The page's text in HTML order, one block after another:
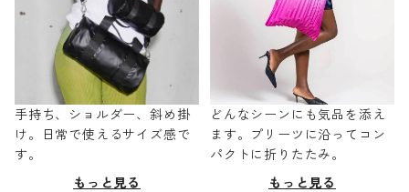
手持ち、ショルダー、斜め掛
け。日常で使えるサイズ感で
す。
もっと見る
どんなシーンにも気品を添え
ます。プリーツに沿ってコン
パクトに折りたたみ。
もっと見る